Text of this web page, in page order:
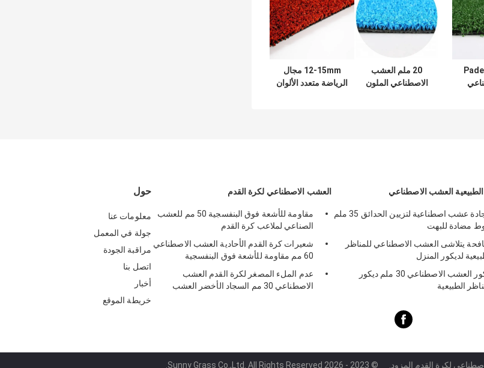
ملعب تنس Padel
20 ملم العشب
الاصطناعي الملون
12-15mm مجال
الرياضة متعدد الألوان
حول
معلومات عنا
جولة في المعمل
مراقبة الجودة
اتصل بنا
أخبار
خريطة الموقع
العشب الاصطناعي لكرة القدم
مقاومة للأشعة فوق البنفسجية 50 مم للعشب
الصناعي لملاعب كرة القدم
شعيرات كرة القدم الأحادية العشب الاصطناعي
60 مم مقاومة للأشعة فوق البنفسجية
عدم الملء المصغر لكرة القدم العشب
الاصطناعي 30 مم السجاد الأخضر العشب
الطبيعية العشب الاصطناعي
سجادة عشب اصطناعية لتزيين الحدائق 35 ملم
مضادة للبهت
يتلاشى العشب الاصطناعي للمناظر
لديكور المنزل
ديكور العشب الاصطناعي 30 ملم ديكور
الطبيعية
لكرة القدم المزود. © 2023 - 2026 Sunny Grass Co.,Ltd. All Rights Reserved.